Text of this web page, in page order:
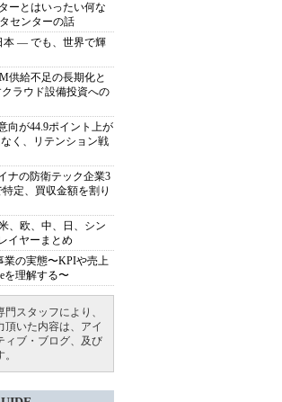
ーとはいったい何な
センターの話
本 ― でも、世界で輝
供給不足の長期化と
ラウド設備投資への
向が44.9ポイント上が
く、リテンション戦
ナの防衛テック企業3
定、買収金額を割り
、欧、中、日、シン
イヤーまとめ
業の実態〜KPIや売上
を理解する〜
スタッフにより、
頂いた内容は、アイ
ィブ・ブログ、及び